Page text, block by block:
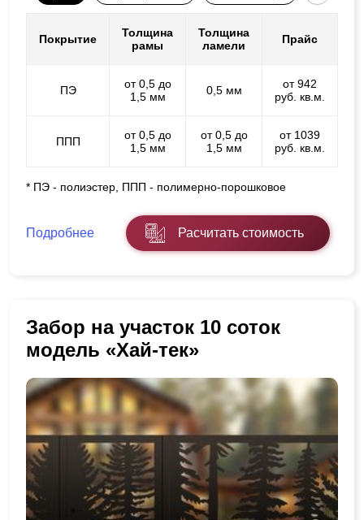
Покрытие
Толщина
рамы
Толщина
ламели
Прайс
ПЭ
от 0,5 до
1,5 мм
0,5 мм
от 942
руб. кв.м.
ППП
от 0,5 до
1,5 мм
от 0,5 до
1,5 мм
от 1039
руб. кв.м.
* ПЭ - полиэстер, ППП - полимерно-порошковое
Подробнее Расчитать стоимость
Забор на участок 10 соток
модель «Хай-тек»